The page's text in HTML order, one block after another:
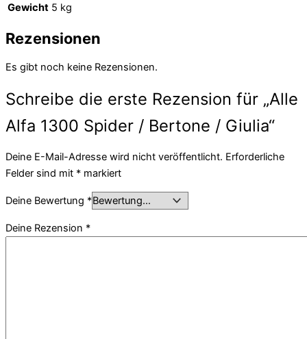
Gewicht 5 kg
Rezensionen
Es gibt noch keine Rezensionen.
Schreibe die erste Rezension für „Alle
Alfa 1300 Spider / Bertone / Giulia“
Deine E-Mail-Adresse wird nicht veröffentlicht. Erforderliche
Felder sind mit * markiert
Deine Bewertung *
Deine Rezension *